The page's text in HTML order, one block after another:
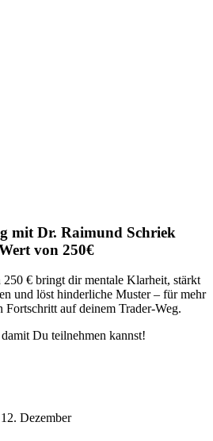
mit Dr. Raimund Schriek
von 250€
€ bringt dir mentale Klarheit, stärkt
und löst hinderliche Muster – für mehr
Fortschritt auf deinem Trader-Weg.
Du teilnehmen kannst!
12. Dezember